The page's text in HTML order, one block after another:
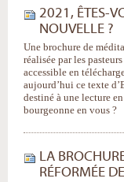
2021, ÊTES-
NOUVELLE ?
Une brochure de
réalisée par les
accessible en
aujourd’hui ce texte
destiné à une lecture
bourgeonne en vous ?
LA
RÉFORMÉE